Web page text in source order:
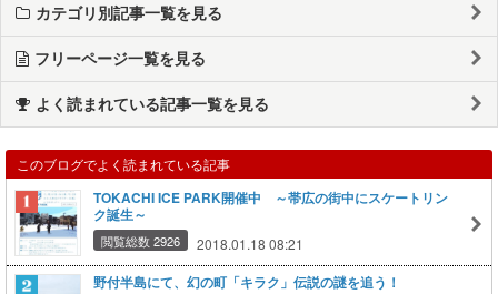
カテゴリ別記事一覧を見る
フリーページ一覧を見る
よく読まれている記事一覧を見る
このブログでよく読まれている記事
TOKACHI ICE PARK開催中 ～帯広の街中にスケートリン
ク誕生～
閲覧総数 2926 2018.01.18 08:21
野付半島にて、幻の町「キラク」伝説の謎を追う！